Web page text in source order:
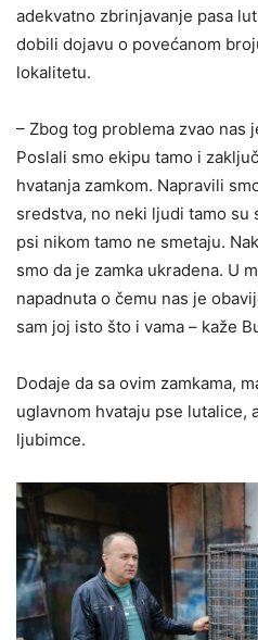
adekvatno zbrinjavanje pasa
dobili dojavu o povećanom
lokalitetu.
– Zbog tog problema zvao nas
Poslali smo ekipu tamo i
hvatanja zamkom. Napravili
sredstva, no neki ljudi tamo su
psi nikom tamo ne smetaju.
smo da je zamka ukradena. U
napadnuta o čemu nas je
sam joj isto što i vama – kaže
Dodaje da sa ovim zamkama,
uglavnom hvataju pse lutalice,
ljubimce.